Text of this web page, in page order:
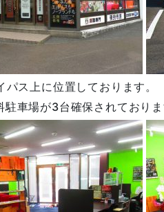
パス上に位置しております。
駐車場が3台確保されており